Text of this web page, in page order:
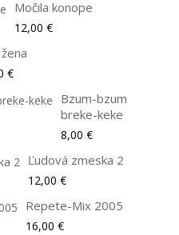
Močila konope
12,00 €
€
Bzum-bzum
breke-keke
8,00 €
Ľudová zmeska 2
12,00 €
Repete-Mix 2005
16,00 €